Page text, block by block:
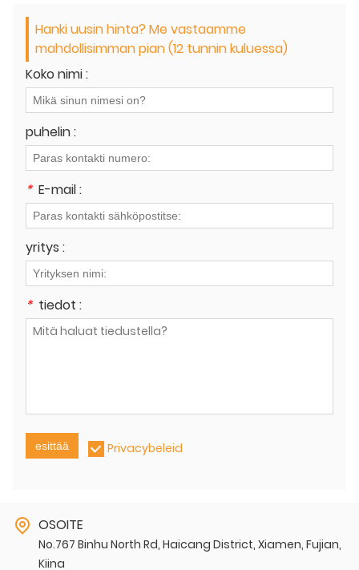
Hanki uusin hinta? Me vastaamme
mahdollisimman pian (12 tunnin kuluessa)
Koko nimi :
puhelin :
* E-mail :
yritys :
* tiedot :
esittää Privacybeleid
OSOITE
No.767 Binhu North Rd, Haicang District, Xiamen, Fujian,
Kiina